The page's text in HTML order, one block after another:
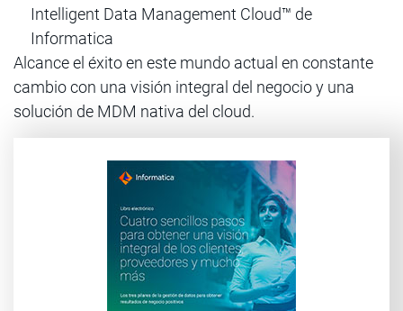
Intelligent Data Management Cloud™ de
Informatica
Alcance el éxito en este mundo actual en constante
cambio con una visión integral del negocio y una
solución de MDM nativa del cloud.